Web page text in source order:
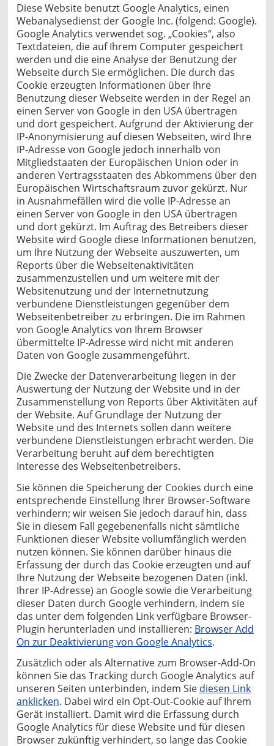
Diese Website benutzt Google Analytics, einen
Webanalysedienst der Google Inc. (folgend: Google).
Google Analytics verwendet sog. „Cookies“, also
Textdateien, die auf Ihrem Computer gespeichert
werden und die eine Analyse der Benutzung der
Webseite durch Sie ermöglichen. Die durch das
Cookie erzeugten Informationen über Ihre
Benutzung dieser Webseite werden in der Regel an
einen Server von Google in den USA übertragen
und dort gespeichert. Aufgrund der Aktivierung der
IP-Anonymisierung auf diesen Webseiten, wird Ihre
IP-Adresse von Google jedoch innerhalb von
Mitgliedstaaten der Europäischen Union oder in
anderen Vertragsstaaten des Abkommens über den
Europäischen Wirtschaftsraum zuvor gekürzt. Nur
in Ausnahmefällen wird die volle IP-Adresse an
einen Server von Google in den USA übertragen
und dort gekürzt. Im Auftrag des Betreibers dieser
Website wird Google diese Informationen benutzen,
um Ihre Nutzung der Webseite auszuwerten, um
Reports über die Webseitenaktivitäten
zusammenzustellen und um weitere mit der
Websitenutzung und der Internetnutzung
verbundene Dienstleistungen gegenüber dem
Webseitenbetreiber zu erbringen. Die im Rahmen
von Google Analytics von Ihrem Browser
übermittelte IP-Adresse wird nicht mit anderen
Daten von Google zusammengeführt.
Die Zwecke der Datenverarbeitung liegen in der
Auswertung der Nutzung der Website und in der
Zusammenstellung von Reports über Aktivitäten auf
der Website. Auf Grundlage der Nutzung der
Website und des Internets sollen dann weitere
verbundene Dienstleistungen erbracht werden. Die
Verarbeitung beruht auf dem berechtigten
Interesse des Webseitenbetreibers.
Sie können die Speicherung der Cookies durch eine
entsprechende Einstellung Ihrer Browser-Software
verhindern; wir weisen Sie jedoch darauf hin, dass
Sie in diesem Fall gegebenenfalls nicht sämtliche
Funktionen dieser Website vollumfänglich werden
nutzen können. Sie können darüber hinaus die
Erfassung der durch das Cookie erzeugten und auf
Ihre Nutzung der Webseite bezogenen Daten (inkl.
Ihrer IP-Adresse) an Google sowie die Verarbeitung
dieser Daten durch Google verhindern, indem sie
das unter dem folgenden Link verfügbare Browser-
Plugin herunterladen und installieren: Browser Add
On zur Deaktivierung von Google Analytics.
Zusätzlich oder als Alternative zum Browser-Add-On
können Sie das Tracking durch Google Analytics auf
unseren Seiten unterbinden, indem Sie diesen Link
anklicken. Dabei wird ein Opt-Out-Cookie auf Ihrem
Gerät installiert. Damit wird die Erfassung durch
Google Analytics für diese Website und für diesen
Browser zukünftig verhindert, so lange das Cookie